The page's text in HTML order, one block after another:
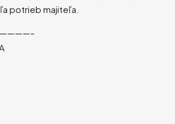
potrieb majiteľa.